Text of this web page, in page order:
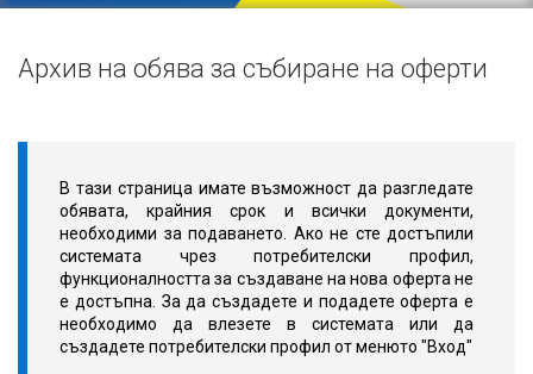
Архив на обява за събиране на оферти
В тази страница имате възможност да разгледате
обявата, крайния срок и всички документи,
необходими за подаването. Ако не сте достъпили
системата чрез потребителски профил,
функционалността за създаване на нова оферта не
е достъпна. За да създадете и подадете оферта е
необходимо да влезете в системата или да
създадете потребителски профил от менюто "Вход"